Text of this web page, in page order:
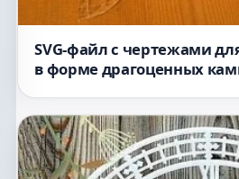
SVG-файл с чертежами
в форме драгоценных